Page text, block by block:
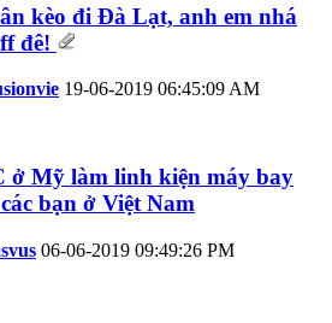
kèo đi Đà Lạt, anh em nhá
đê!
19-06-2019 06:45:09 AM
ở Mỹ làm linh kiện máy bay
bạn ở Việt Nam
06-06-2019 09:49:26 PM